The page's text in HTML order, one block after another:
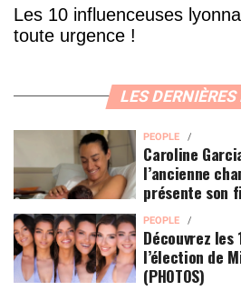
Les 10 influenceuses
toute urgence !
LES
PEOPLE
Caroline
l’ancienne
présente son
PEOPLE
Découvrez les
l’élection de
(PHOTOS)